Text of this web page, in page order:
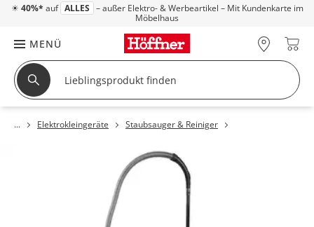
☀ 40%* auf ALLES – außer Elektro- & Werbeartikel – Mit Kundenkarte im
Möbelhaus
MENÜ
Elektrokleingeräte Staubsauger & Reiniger